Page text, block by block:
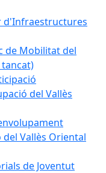
d'Infraestructures
de Mobilitat del
tancat)
del Vallès
Vallès Oriental
de Joventut